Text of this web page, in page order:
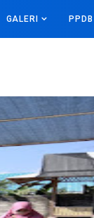
GALERI PPDB